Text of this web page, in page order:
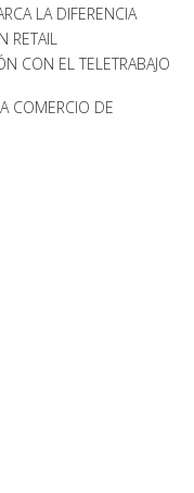
LA DIFERENCIA
RETAIL
CON EL TELETRABAJO
COMERCIO DE